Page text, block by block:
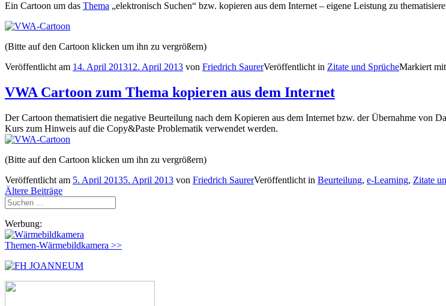
Ein Cartoon um das Thema „elektronisch Suchen“ bzw. kopieren aus dem Internet – eigene Leistung zu
(Bitte auf den Cartoon klicken um ihn zu vergrößern)
Veröffentlicht am 14. April 201312. April 2013 von Friedrich SaurerVeröffentlicht in Zitate und SprücheMarkiert mit
VWA Cartoon zum Thema kopieren aus dem Internet
Der Cartoon thematisiert die negative Beurteilung nach dem Kopieren aus dem Internet bzw. der Übernahme von
Kurs zum Hinweis auf die Copy&Paste Problematik verwendet werden.
(Bitte auf den Cartoon klicken um ihn zu vergrößern)
Veröffentlicht am 5. April 20135. April 2013 von Friedrich SaurerVeröffentlicht in Beurteilung, e-Learning, Zitate
Beitragsnavigation
Ältere Beiträge
Suchen
nach:
Werbung:
Themen-Wärmebildkamera >>